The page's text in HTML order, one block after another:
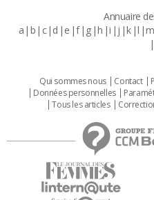
Annuaire
a b c d e f g h i j k l m
Qui sommes nous Contact
Données personnelles
Tous les articles